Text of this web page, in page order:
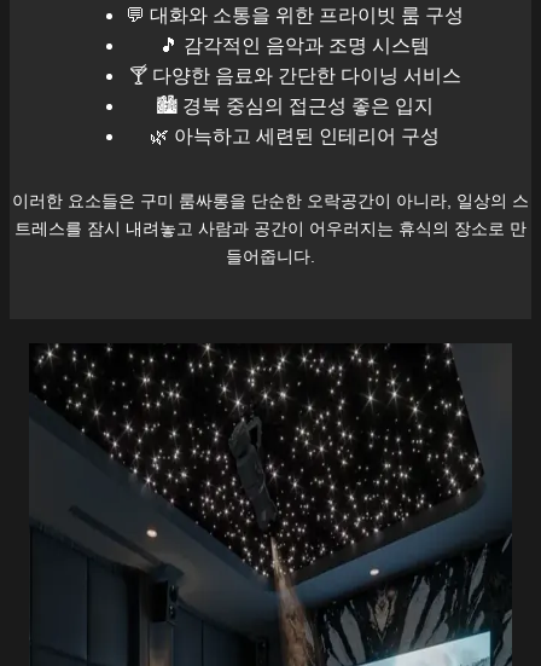
💬 대화와 소통을 위한 프라이빗 룸 구성
🎵 감각적인 음악과 조명 시스템
🍸 다양한 음료와 간단한 다이닝 서비스
🏙️ 경북 중심의 접근성 좋은 입지
🌿 아늑하고 세련된 인테리어 구성
이러한 요소들은 구미 룸싸롱을 단순한 오락공간이 아니라, 일상의 스
트레스를 잠시 내려놓고 사람과 공간이 어우러지는 휴식의 장소로 만
들어줍니다.